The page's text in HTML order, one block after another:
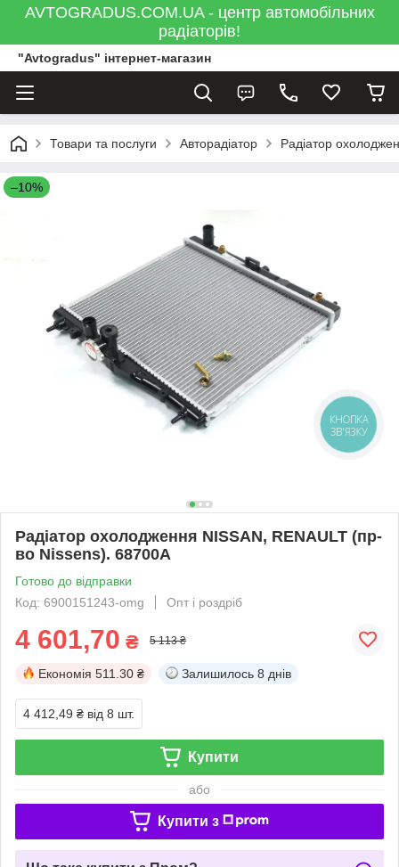
AVTOGRADUS.COM.UA - центр автомобільних
радіаторів!
"Avtogradus" інтернет-магазин
Товари та послуги Авторадіатор Радіатор
–10%
Радіатор охолодження NISSAN, RENAULT (пр-
во Nissens). 68700A
Готово до відправки
Код: 6900151243-omg
Опт і роздріб
4 601,70 ₴ 5 113 ₴
Економія 511.30 ₴ Залишилось 8 днів
4 412,49 ₴ від 8 шт.
Купити
або
Купити з
КНОПКА
ЗВ'ЯЗКУ